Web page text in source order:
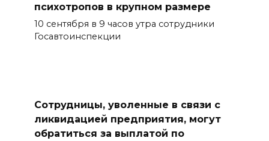
психотропов в крупном размере
10 сентября в 9 часов утра сотрудники
Госавтоинспекции
Сотрудницы, уволенные в связи с
ликвидацией предприятия, могут
обратиться за выплатой по